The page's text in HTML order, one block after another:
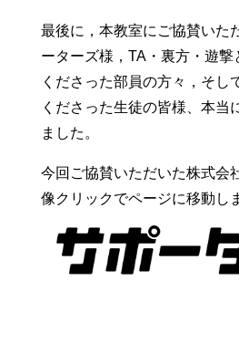
最後に，本教室にご協賛いた
ーターズ様，TA・裏方・遊撃
くださった部員の方々，そし
くださった生徒の皆様、本当
ました。
今回ご協賛いただいた株式会
像クリックでページに移動し